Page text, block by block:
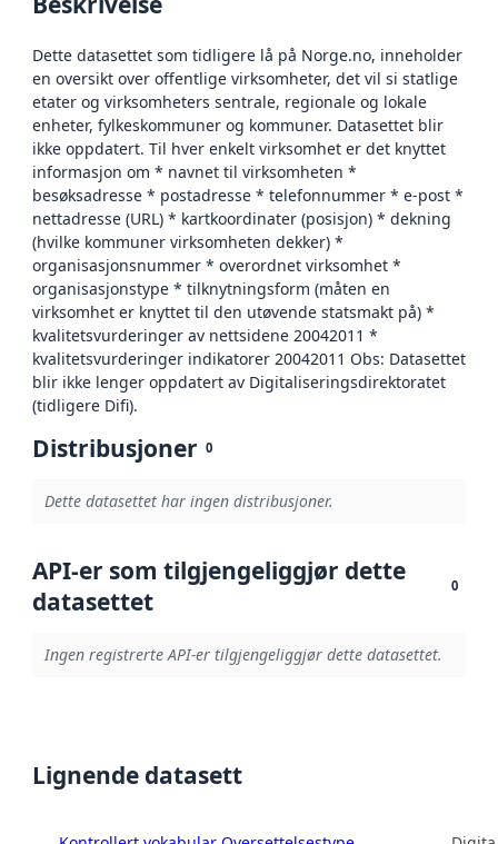
Dette datasettet som tidligere lå på Norge.no, inneholder
en oversikt over offentlige virksomheter, det vil si statlige
etater og virksomheters sentrale, regionale og lokale
enheter, fylkeskommuner og kommuner. Datasettet blir
ikke oppdatert. Til hver enkelt virksomhet er det knyttet
informasjon om * navnet til virksomheten *
besøksadresse * postadresse * telefonnummer * e-post *
nettadresse (URL) * kartkoordinater (posisjon) * dekning
(hvilke kommuner virksomheten dekker) *
organisasjonsnummer * overordnet virksomhet *
organisasjonstype * tilknytningsform (måten en
virksomhet er knyttet til den utøvende statsmakt på) *
kvalitetsvurderinger av nettsidene 20042011 *
kvalitetsvurderinger indikatorer 20042011 Obs: Datasettet
blir ikke lenger oppdatert av Digitaliseringsdirektoratet
(tidligere Difi).
Distribusjoner 0
Dette datasettet har ingen distribusjoner.
API-er som tilgjengeliggjør dette
datasettet
0
Ingen registrerte API-er tilgjengeliggjør dette datasettet.
Lignende datasett